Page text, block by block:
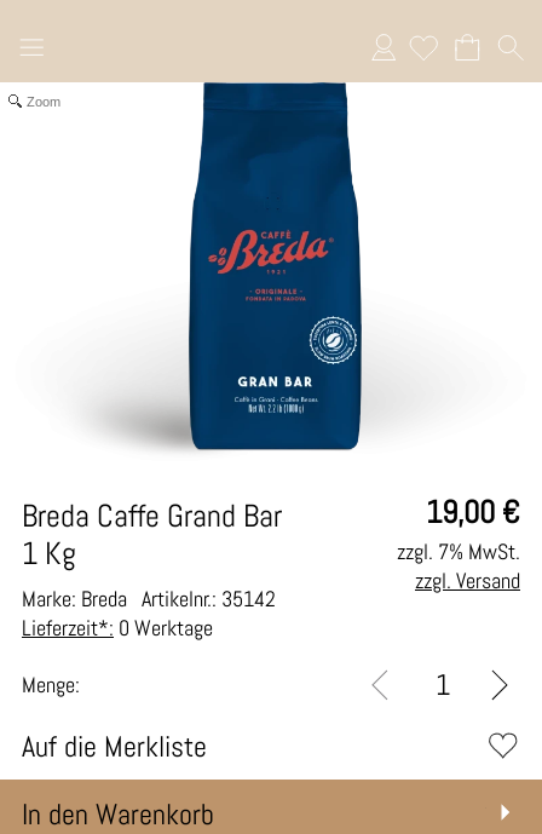
Anmelden
Zoom
19,00 €
Breda Caffe Grand Bar
1 Kg
Marke: Breda Artikelnr.: 35142
Lieferzeit*: 0 Werktage
zzgl. 7% MwSt.
zzgl. Versand
Menge:
Auf die Merkliste
In den Warenkorb